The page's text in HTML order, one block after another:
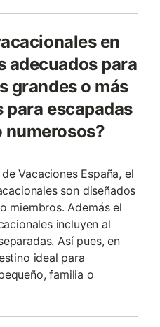
en
adecuados para
grandes o más
para escapadas
numerosos?
Vacaciones España, el
son diseñados
miembros. Además el
incluyen al
Así pues, en
ideal para
familia o